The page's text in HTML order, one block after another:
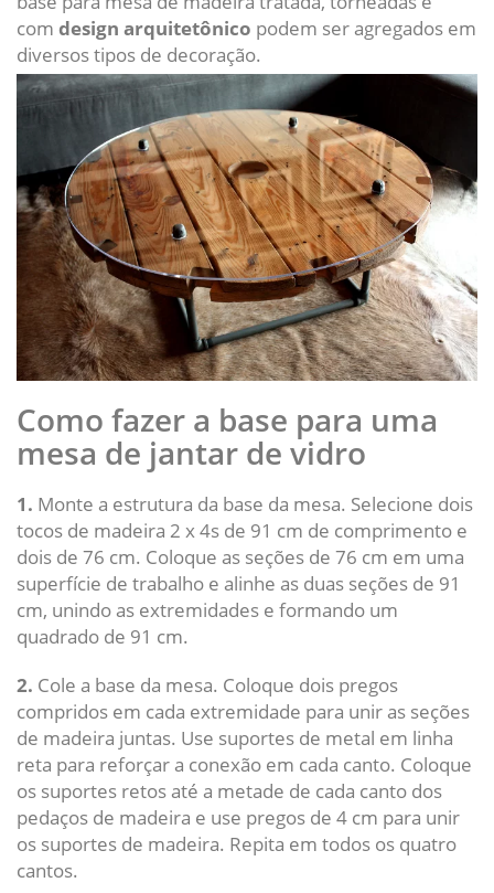
com design arquitetônico podem ser agregados em
diversos tipos de decoração.
Como fazer a base para uma
mesa de jantar de vidro
1. Monte a estrutura da base da mesa. Selecione dois
tocos de madeira 2 x 4s de 91 cm de comprimento e
dois de 76 cm. Coloque as seções de 76 cm em uma
superfície de trabalho e alinhe as duas seções de 91
cm, unindo as extremidades e formando um
quadrado de 91 cm.
2. Cole a base da mesa. Coloque dois pregos
compridos em cada extremidade para unir as seções
de madeira juntas. Use suportes de metal em linha
reta para reforçar a conexão em cada canto. Coloque
os suportes retos até a metade de cada canto dos
pedaços de madeira e use pregos de 4 cm para unir
os suportes de madeira. Repita em todos os quatro
cantos.